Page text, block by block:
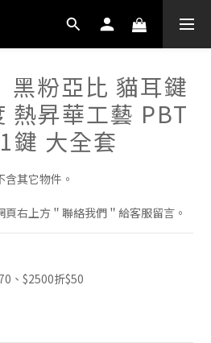
黑粉亞比 貓耳鍵
熱昇華工藝 PBT
鍵 大全套
其它物件。
右上方＂聯絡我們＂給客服留言。
、$2500折$50